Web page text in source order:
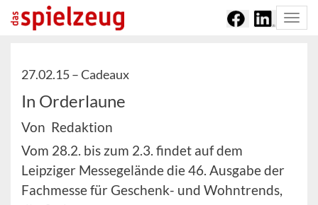
27.02.15 –Cadeaux
In Orderlaune
Von Redaktion
Vom 28.2. bis zum 2.3. findet auf dem
Leipziger Messegelände die 46. Ausgabe der
Fachmesse für Geschenk- und Wohntrends,